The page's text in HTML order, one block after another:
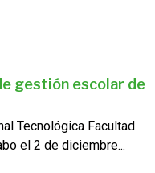
gestión escolar de
Tecnológica Facultad
el 2 de diciembre...